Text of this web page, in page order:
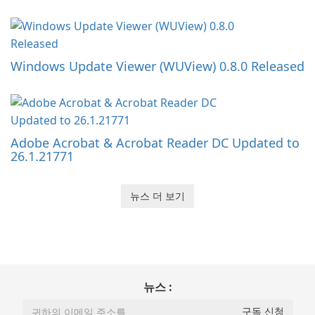
Windows Update Viewer (WUView) 0.8.0 Released
Adobe Acrobat & Acrobat Reader DC Updated to
26.1.21771
뉴스 더 보기
뉴스 :